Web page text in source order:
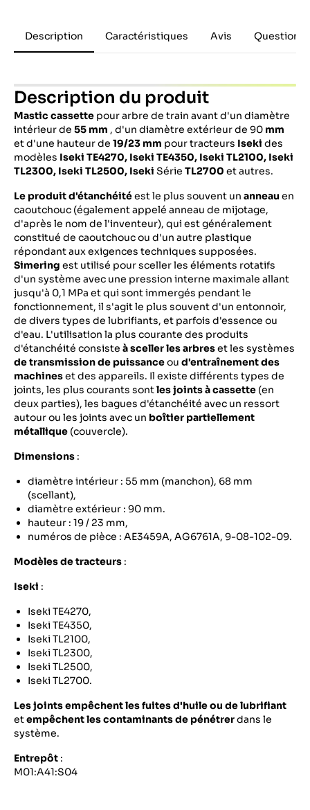
Description Caractéristiques Avis Questions
Description du produit
Mastic cassette pour arbre de train avant d'un diamètre
intérieur de 55 mm , d'un diamètre extérieur de 90 mm
et d'une hauteur de 19/23 mm pour tracteurs Iseki des
modèles Iseki TE4270, Iseki TE4350, Iseki TL2100, Iseki
TL2300, Iseki TL2500, Iseki Série TL2700 et autres.
Le produit d'étanchéitéest le plus souvent un anneau en
caoutchouc (également appelé anneau de mijotage,
d'après le nom de l'inventeur), qui est généralement
constitué de caoutchouc ou d'un autre plastique
répondant aux exigences techniques supposées.
Simering est utilisé pour sceller les éléments rotatifs
d'un système avec une pression interne maximale allant
jusqu'à 0,1 MPa et qui sont immergés pendant le
fonctionnement, il s'agit le plus souvent d'un entonnoir,
de divers types de lubrifiants, et parfois d'essence ou
d'eau. L'utilisation la plus courante des produits
d'étanchéité consiste à sceller les arbreset les systèmes
de transmission de puissanceou d'entraînement des
machineset des appareils. Il existe différents types de
joints, les plus courants sontles joints à cassette (en
deux parties), les bagues d'étanchéité avec un ressort
autour ou les joints avec un boîtier partiellement
métallique (couvercle).
Dimensions :
diamètre intérieur : 55 mm (manchon), 68 mm
(scellant),
diamètre extérieur : 90 mm.
hauteur : 19 / 23 mm,
numéros de pièce : AE3459A, AG6761A, 9-08-102-09.
Modèles de tracteurs :
Iseki :
Iseki TE4270,
Iseki TE4350,
Iseki TL2100,
Iseki TL2300,
Iseki TL2500,
Iseki TL2700.
Les joints empêchent les fuites d'huile ou de lubrifiant
etempêchent les contaminants de pénétrerdans le
système.
Entrepôt :
M01:A41:S04